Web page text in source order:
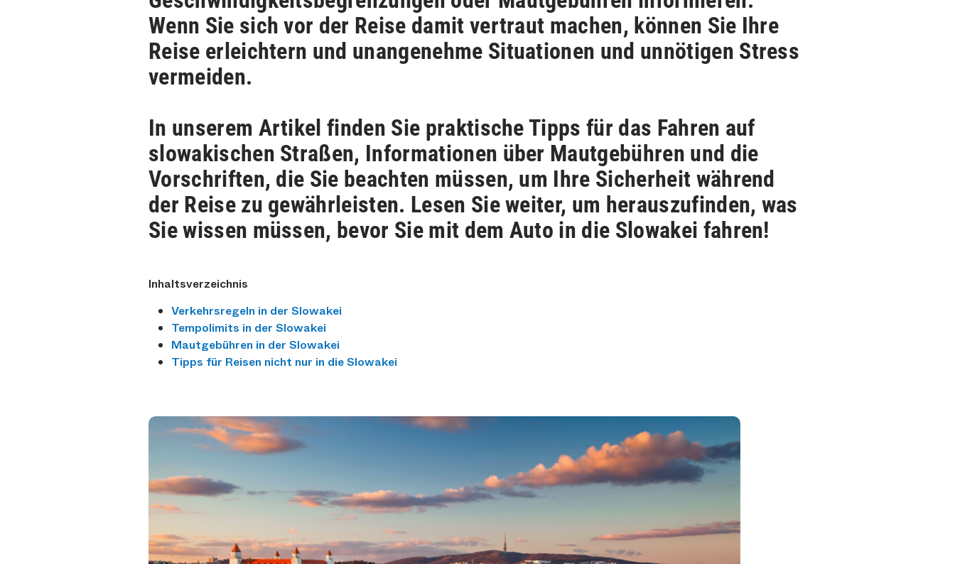
Wenn Sie sich vor der Reise damit vertraut machen, können Sie Ihre
Reise erleichtern und unangenehme Situationen und unnötigen Stress
vermeiden.
In unserem Artikel finden Sie praktische Tipps für das Fahren auf
slowakischen Straßen, Informationen über Mautgebühren und die
Vorschriften, die Sie beachten müssen, um Ihre Sicherheit während
der Reise zu gewährleisten. Lesen Sie weiter, um herauszufinden, was
Sie wissen müssen, bevor Sie mit dem Auto in die Slowakei fahren!
Inhaltsverzeichnis
Verkehrsregeln in der Slowakei
Tempolimits in der Slowakei
Mautgebühren in der Slowakei
Tipps für Reisen nicht nur in die Slowakei